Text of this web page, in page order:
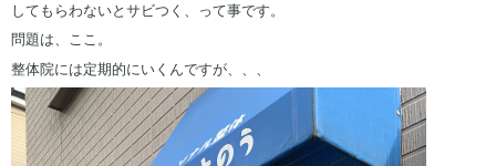
してもらわないとサビつく、って事です。
問題は、ここ。
整体院には定期的にいくんですが、、、